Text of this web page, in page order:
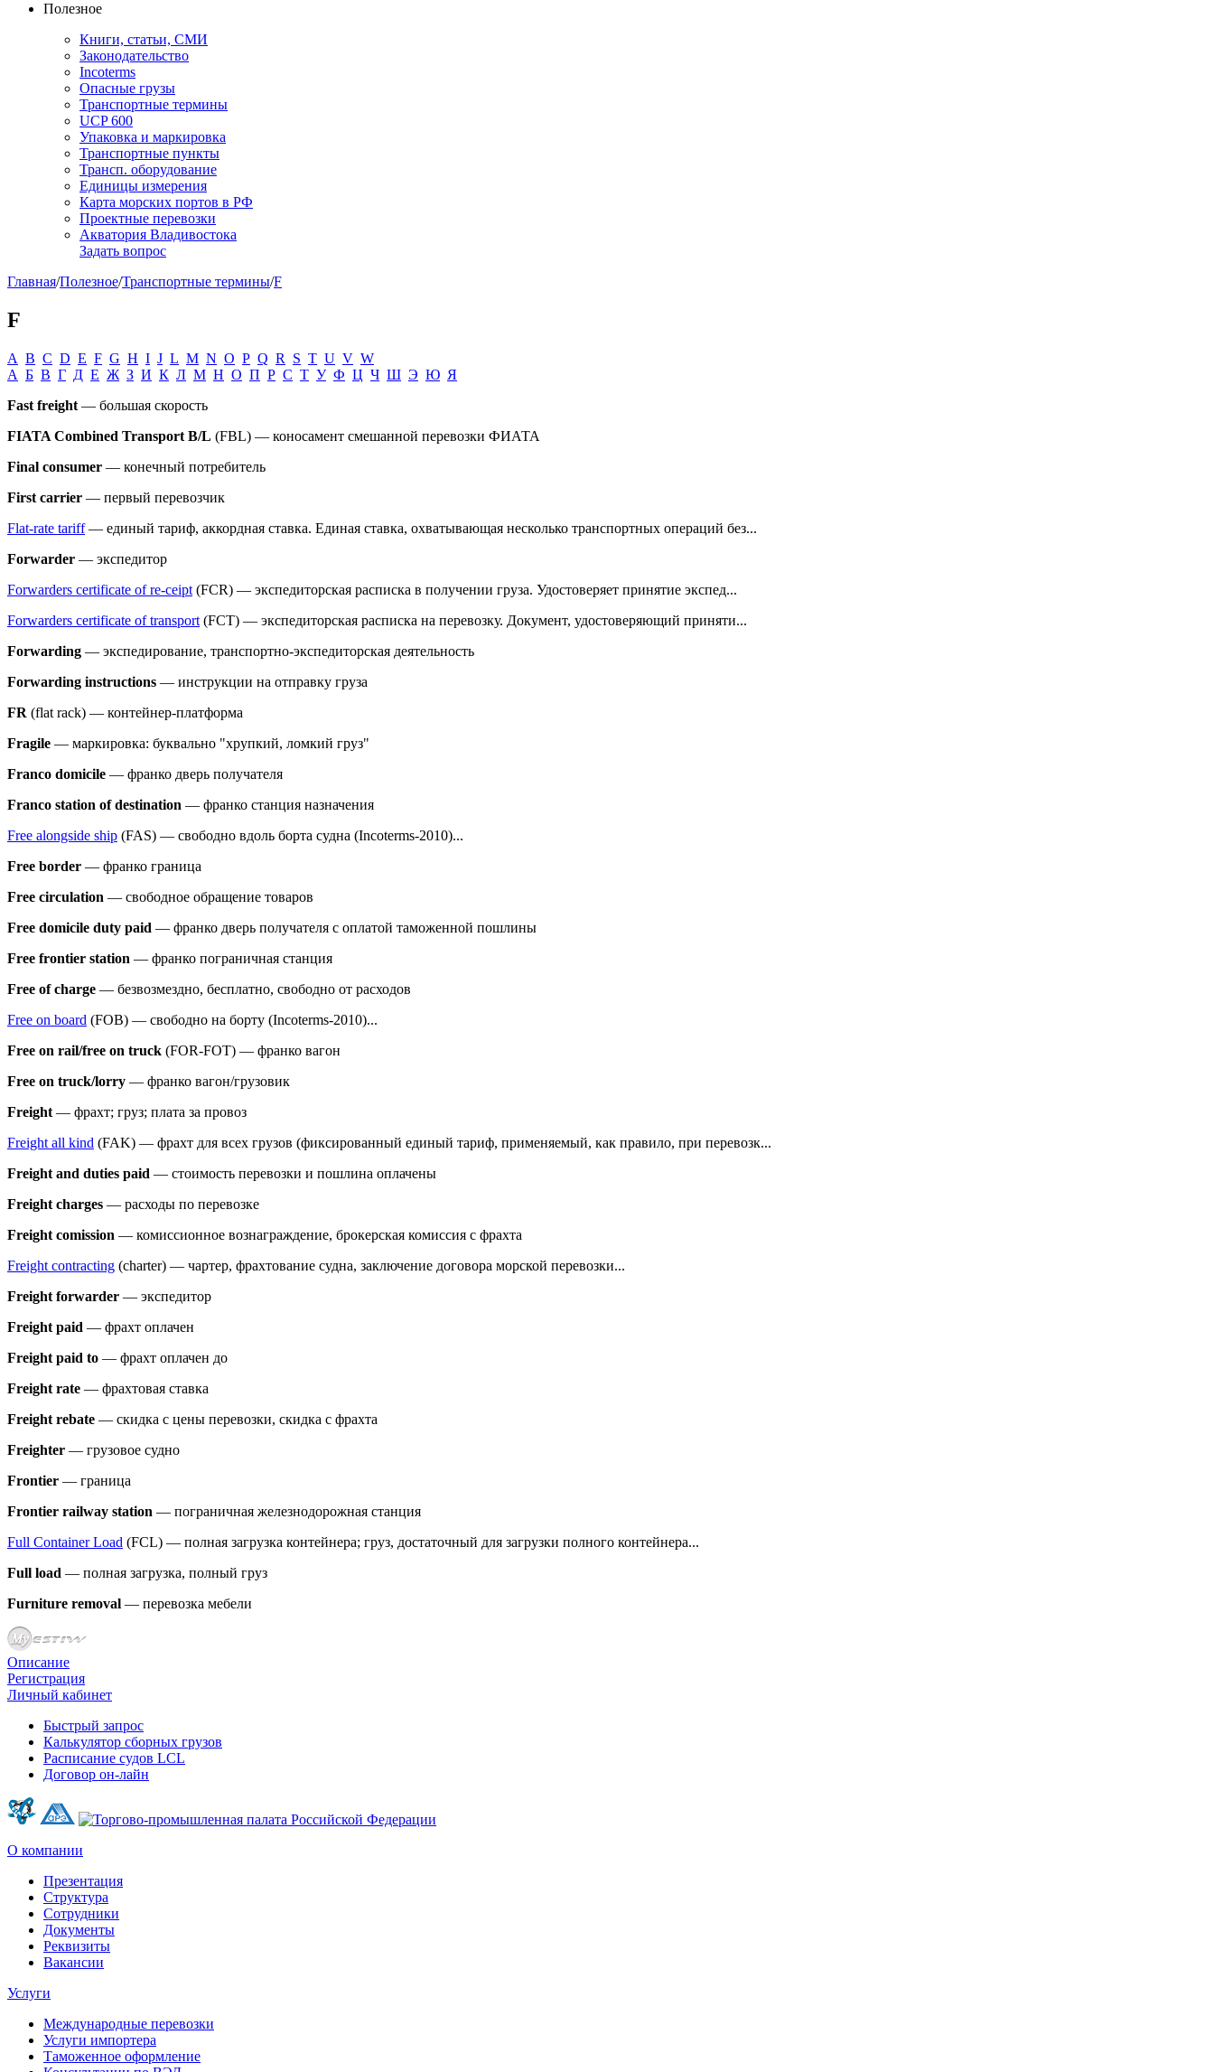
Полезное
Книги, статьи, СМИ
Законодательство
Incoterms
Опасные грузы
Транспортные термины
UCP 600
Упаковка и маркировка
Транспортные пункты
Трансп. оборудование
Единицы измерения
Карта морских портов в РФ
Проектные перевозки
Акватория Владивостока
Задать вопрос
Главная/Полезное/Транспортные термины/F
F
A B C D E F G H I J L M N O P Q R S T U V W
А Б В Г Д Е Ж З И К Л М Н О П Р С Т У Ф Ц Ч Ш Э Ю Я
Fast freight — большая скорость
FIATA Combined Transport B/L (FBL) — коносамент смешанной перевозки ФИАТА
Final consumer — конечный потребитель
First carrier — первый перевозчик
Flat-rate tariff— единый тариф, аккордная ставка. Единая ставка, охватывающая несколько транспортных операций без...
Forwarder — экспедитор
Forwarders certificate of re-ceipt (FCR) — экспедиторская расписка в получении груза. Удостоверяет принятие экспед...
Forwarders certificate of transport (FCT) — экспедиторская расписка на перевозку. Документ, удостоверяющий приняти...
Forwarding — экспедирование, транспортно-экспедиторская деятельность
Forwarding instructions — инструкции на отправку груза
FR (flat rack) — контейнер-платформа
Fragile — маркировка: буквально "хрупкий, ломкий груз"
Franco domicile — франко дверь получателя
Franco station of destination — франко станция назначения
Free alongside ship (FAS) — свободно вдоль борта судна (Incoterms-2010)...
Free border — франко граница
Free circulation — свободное обращение товаров
Free domicile duty paid — франко дверь получателя с оплатой таможенной пошлины
Free frontier station — франко пограничная станция
Free of charge — безвозмездно, бесплатно, свободно от расходов
Free on board (FOB) — свободно на борту (Incoterms-2010)...
Free on rail/free on truck (FOR-FOT) — франко вагон
Free on truck/lorry — франко вагон/грузовик
Freight — фрахт; груз; плата за провоз
Freight all kind (FAK) — фрахт для всех грузов (фиксированный единый тариф, применяемый, как правило, при перевозк...
Freight and duties paid — стоимость перевозки и пошлина оплачены
Freight charges — расходы по перевозке
Freight comission — комиссионное вознаграждение, брокерская комиссия с фрахта
Freight contracting (charter) — чартер, фрахтование судна, заключение договора морской перевозки...
Freight forwarder — экспедитор
Freight paid — фрахт оплачен
Freight paid to — фрахт оплачен до
Freight rate — фрахтовая ставка
Freight rebate — скидка с цены перевозки, скидка с фрахта
Freighter — грузовое судно
Frontier — граница
Frontier railway station — пограничная железнодорожная станция
Full Container Load (FCL) — полная загрузка контейнера; груз, достаточный для загрузки полного контейнера...
Full load — полная загрузка, полный груз
Furniture removal — перевозка мебели
Описание
Регистрация
Личный кабинет
Быстрый запрос
Калькулятор сборных грузов
Расписание судов LCL
Договор он-лайн
О компании
Презентация
Структура
Сотрудники
Документы
Реквизиты
Вакансии
Услуги
Международные перевозки
Услуги импортера
Таможенное оформление